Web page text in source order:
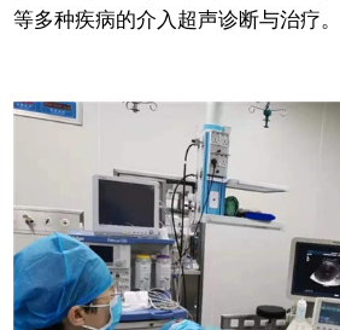
等多种疾病的介入超声诊断与治疗。